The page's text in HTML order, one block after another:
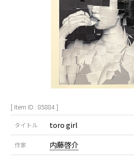
[ Item ID : 85884 ]
タイトル toro girl
作家 内藤啓介